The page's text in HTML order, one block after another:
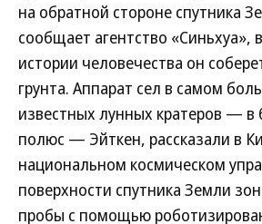
на обратной стороне спутника
сообщает агентство «Синьхуа»,
истории человечества он
грунта. Аппарат сел в самом
известных лунных кратеров —
полюс — Эйткен, рассказали в
национальном космическом
поверхности спутника Земли
пробы с помощью